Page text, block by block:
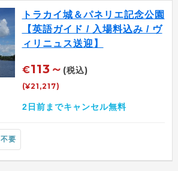
トラカイ城＆パネリエ記念公園
【英語ガイド / 入場料込み / ヴ
ィリニュス送迎】
€113～ (税込)
(¥21,217)
2日前までキャンセル無料
不要